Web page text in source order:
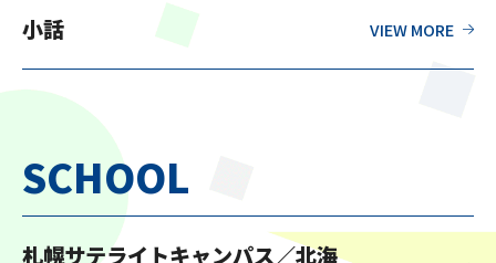
小話
SCHOOL
札幌サテライトキャンパス／北海